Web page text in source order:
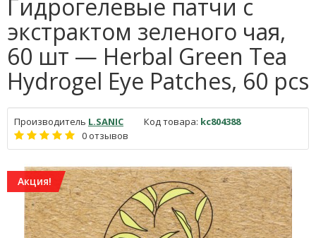
Гидрогелевые патчи с
экстрактом зеленого чая,
60 шт — Herbal Green Tea
Hydrogel Eye Patches, 60 pcs
Производитель L.SANIC Код товара: kc804388
0 отзывов
Акция!